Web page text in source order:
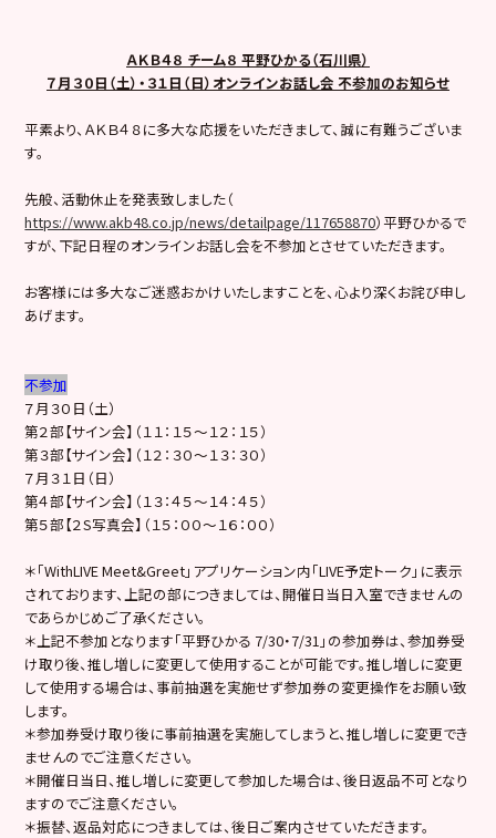
ＡＫＢ４８ チーム８ 平野ひかる（石川県）
７月３０日（土）・３１日（日）オンラインお話し会 不参加のお知らせ
平素より、ＡＫＢ４８に多大な応援をいただきまして、誠に有難うございま
す。
先般、活動休止を発表致しました（
https://www.akb48.co.jp/news/detailpage/117658870）平野ひかるで
すが、下記日程のオンラインお話し会を不参加とさせていただきます。
お客様には多大なご迷惑おかけいたしますことを、心より深くお詫び申し
あげます。
不参加
７月３０日（土）
第２部【サイン会】（１１：１５～１２：１５）
第３部【サイン会】（１２：３０～１３：３０）
７月３１日（日）
第４部【サイン会】（１３：４５～１４：４５）
第５部【２S写真会】（１５：００～１６：００）
＊「WithLIVE Meet&Greet」アプリケーション内「LIVE予定トーク」に表示
されております、上記の部につきましては、開催日当日入室できませんの
であらかじめご了承ください。
＊上記不参加となります「平野ひかる 7/30・7/31」の参加券は、参加券受
け取り後、推し増しに変更して使用することが可能です。推し増しに変更
して使用する場合は、事前抽選を実施せず参加券の変更操作をお願い致
します。
＊参加券受け取り後に事前抽選を実施してしまうと、推し増しに変更でき
ませんのでご注意ください。
＊開催日当日、推し増しに変更して参加した場合は、後日返品不可となり
ますのでご注意ください。
＊振替、返品対応につきましては、後日ご案内させていただきます。